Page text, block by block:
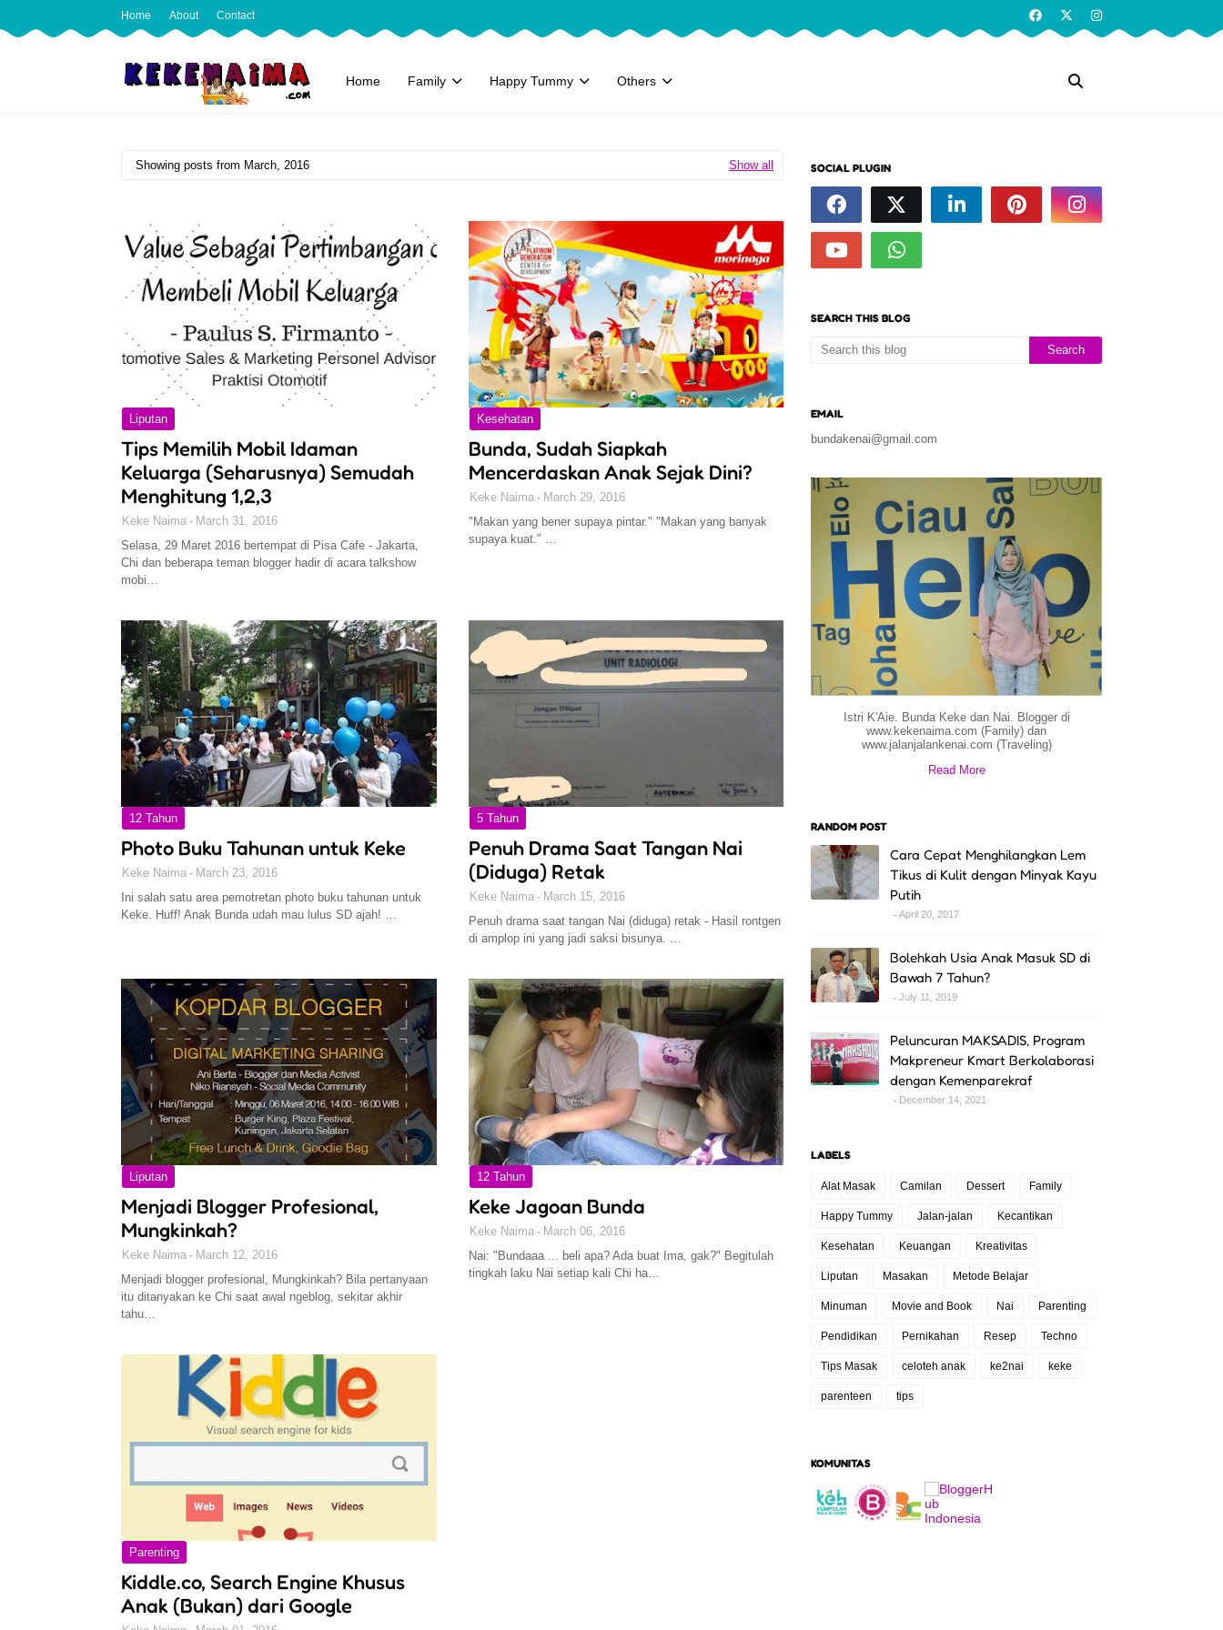
Home About Contact
Home Family Happy Tummy Others
Showing posts from March, 2016 Show all
Liputan
Tips Memilih Mobil Idaman
Keluarga (Seharusnya) Semudah
Menghitung 1,2,3
Keke Naima
March 31, 2016
Selasa, 29 Maret 2016 bertempat di Pisa Cafe - Jakarta,
Chi dan beberapa teman blogger hadir di acara talkshow
mobi…
Kesehatan
Bunda, Sudah Siapkah
Mencerdaskan Anak Sejak Dini?
Keke Naima
March 29, 2016
"Makan yang bener supaya pintar." "Makan yang banyak
supaya kuat." …
12 Tahun
Photo Buku Tahunan untuk Keke
Keke Naima
March 23, 2016
Ini salah satu area pemotretan photo buku tahunan untuk
Keke. Huff! Anak Bunda udah mau lulus SD ajah! …
5 Tahun
Penuh Drama Saat Tangan Nai
(Diduga) Retak
Keke Naima
March 15, 2016
Penuh drama saat tangan Nai (diduga) retak - Hasil rontgen
di amplop ini yang jadi saksi bisunya. …
Liputan
Menjadi Blogger Profesional,
Mungkinkah?
Keke Naima
March 12, 2016
Menjadi blogger profesional, Mungkinkah? Bila pertanyaan
itu ditanyakan ke Chi saat awal ngeblog, sekitar akhir
tahu…
12 Tahun
Keke Jagoan Bunda
Keke Naima
March 06, 2016
Nai: "Bundaaa ... beli apa? Ada buat Ima, gak?" Begitulah
tingkah laku Nai setiap kali Chi ha…
Parenting
Kiddle.co, Search Engine Khusus
Anak (Bukan) dari Google
SOCIAL PLUGIN
SEARCH THIS BLOG
EMAIL
bundakenai@gmail.com
Istri K'Aie. Bunda Keke dan Nai. Blogger di
www.kekenaima.com (Family) dan
www.jalanjalankenai.com (Traveling)
Read More
RANDOM POST
Cara Cepat Menghilangkan Lem
Tikus di Kulit dengan Minyak Kayu
Putih
April 20, 2017
Bolehkah Usia Anak Masuk SD di
Bawah 7 Tahun?
July 11, 2019
Peluncuran MAKSADIS, Program
Makpreneur Kmart Berkolaborasi
dengan Kemenparekraf
December 14, 2021
LABELS
Alat Masak Camilan Dessert Family
Happy Tummy Jalan-jalan Kecantikan
Kesehatan Keuangan Kreativitas
Liputan Masakan Metode Belajar
Minuman Movie and Book Nai Parenting
Pendidikan Pernikahan Resep Techno
Tips Masak celoteh anak ke2nai keke
parenteen tips
KOMUNITAS